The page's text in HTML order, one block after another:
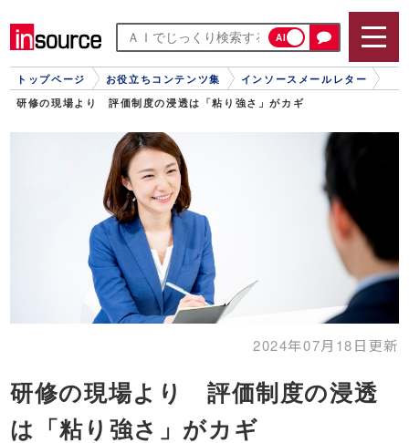
AI
トップページ お役立ちコンテンツ集 インソースメールレター
研修の現場より 評価制度の浸透は「粘り強さ」がカギ
2024年07月18日更新
研修の現場より 評価制度の浸透
は「粘り強さ」がカギ